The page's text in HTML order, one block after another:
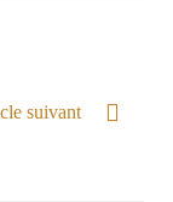
suivant